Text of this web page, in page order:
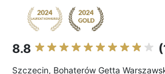
8.8
Szczecin, Bohaterów Getta